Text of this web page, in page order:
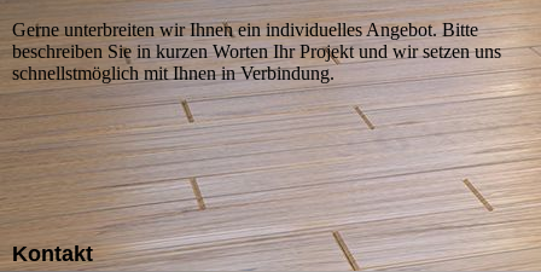
Gerne unterbreiten wir Ihnen ein individuelles Angebot. Bitte
beschreiben Sie in kurzen Worten Ihr Projekt und wir setzen uns
schnellstmöglich mit Ihnen in Verbindung.
Kontakt